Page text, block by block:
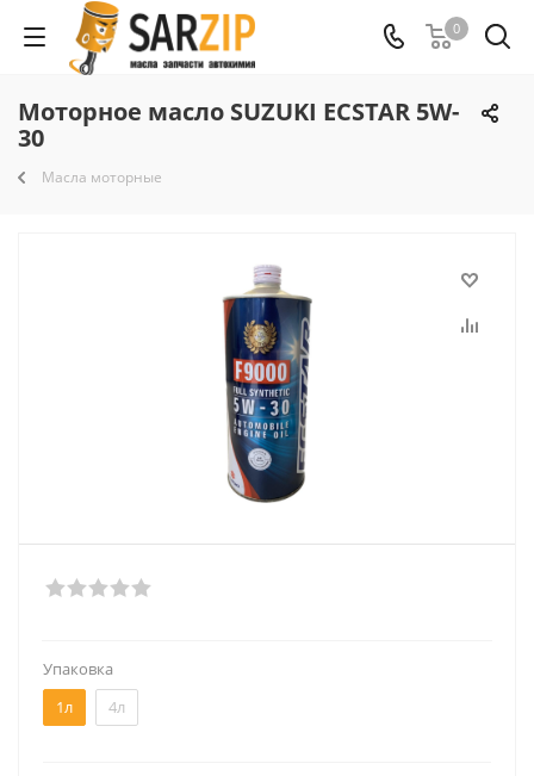
0
Моторное масло SUZUKI ECSTAR 5W-
30
Масла моторные
Упаковка
1л
4л